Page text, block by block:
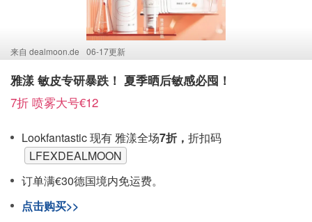
来自 dealmoon.de 06-17更新
雅漾 敏皮专研暴跌！ 夏季晒后敏感必囤！
7折 喷雾大号€12
Lookfantastic 现有 雅漾全场7折， 折扣码
LFEXDEALMOON
订单满€30德国境内免运费。
点击购买>>